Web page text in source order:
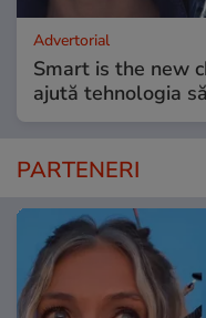
Advertorial
Smart is the new
ajută tehnologia
PARTENERI